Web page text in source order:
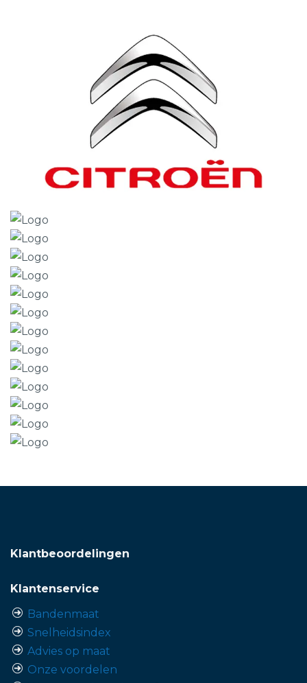
Klantbeoordelingen
Klantenservice
Bandenmaat
Snelheidsindex
Advies op maat
Onze voordelen